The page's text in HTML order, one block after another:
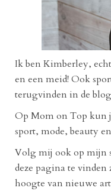
Ik ben Kimberley,
en een meid! Ook
terugvinden in de
Op Mom on Top kun
sport, mode, beauty
Volg mij ook op mijn
deze pagina te vinden
hoogte van nieuwe